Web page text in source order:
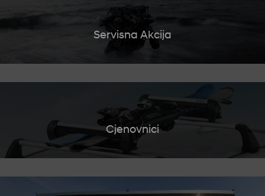
Servisna Akcija
Cjenovnici